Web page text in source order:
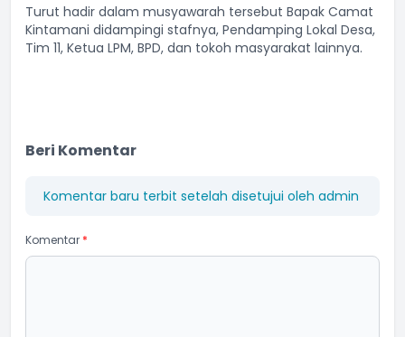
Turut hadir dalam musyawarah tersebut Bapak Camat
Kintamani didampingi stafnya, Pendamping Lokal Desa,
Tim 11, Ketua LPM, BPD, dan tokoh masyarakat lainnya.
Beri Komentar
Komentar baru terbit setelah disetujui oleh admin
Komentar *